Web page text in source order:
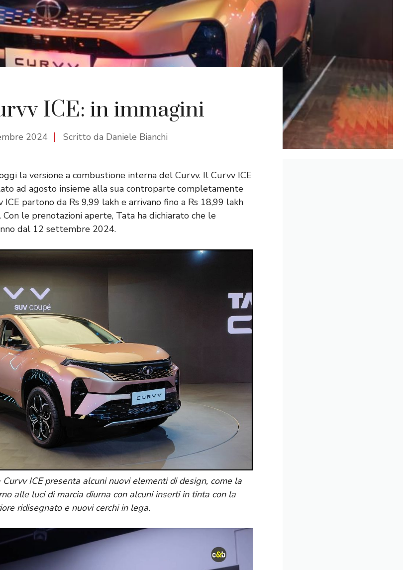
ICE: in immagini
2024 Scritto da Daniele Bianchi
la versione a combustione interna del Curvv. Il Curvv ICE
ad agosto insieme alla sua controparte completamente
partono da Rs 9,99 lakh e arrivano fino a Rs 18,99 lakh
le prenotazioni aperte, Tata ha dichiarato che le
dal 12 settembre 2024.
ICE presenta alcuni nuovi elementi di design, come la
alle luci di marcia diurna con alcuni inserti in tinta con la
ridisegnato e nuovi cerchi in lega.